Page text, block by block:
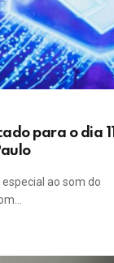
para o dia 11
ao som do